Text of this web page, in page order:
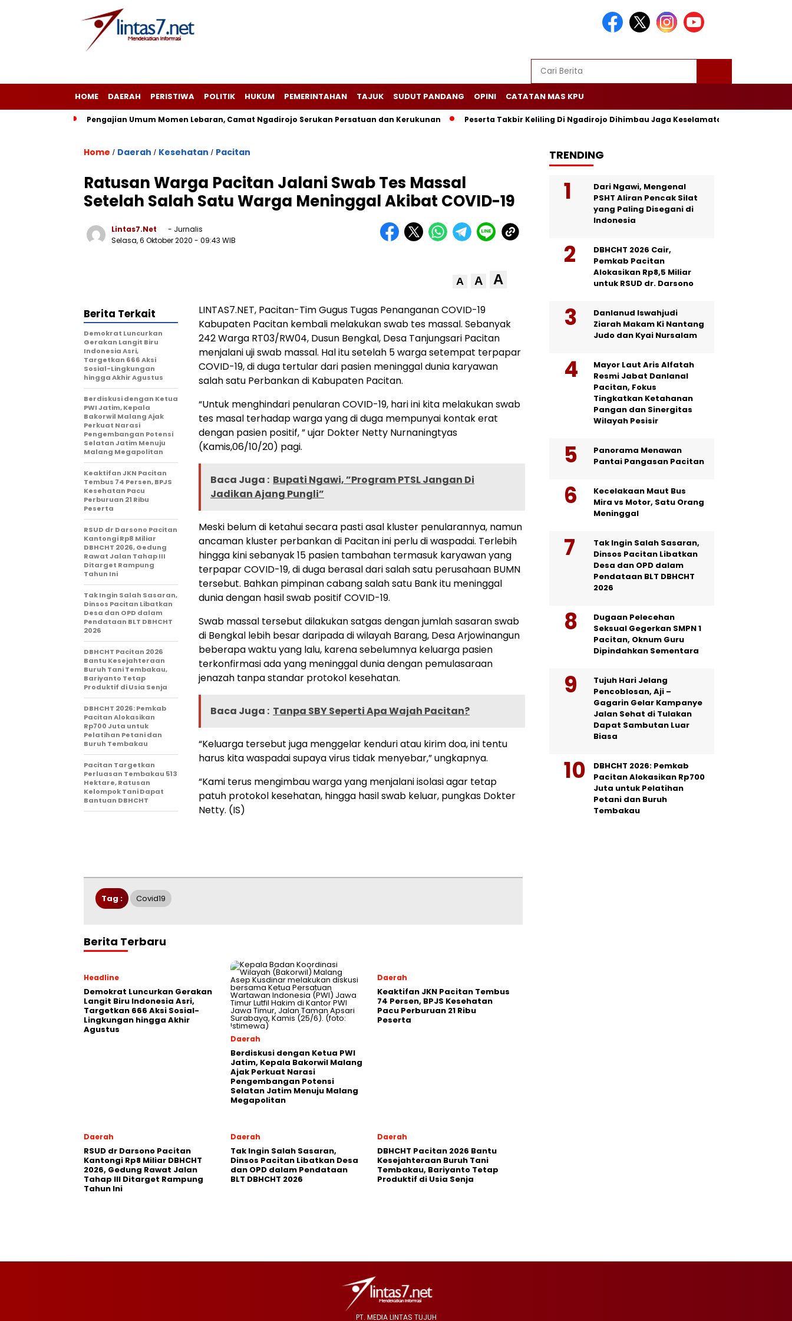
HOME DAERAH PERISTIWA POLITIK HUKUM PEMERINTAHAN TAJUK SUDUT PANDANG OPINI CATATAN MAS KPU
Pengajian Umum Momen Lebaran, Camat Ngadirojo Serukan Persatuan dan Kerukunan Peserta Takbir Keliling Di Ngadirojo Dihimbau Jaga Keselamatan dan Ketertiban
Home / Daerah / Kesehatan / Pacitan
Ratusan Warga Pacitan Jalani Swab Tes Massal
Setelah Salah Satu Warga Meninggal Akibat COVID-19
Lintas7.net
- Jurnalis
Selasa, 6 Oktober 2020 - 09:43 WIB
A A A
LINTAS7.NET, Pacitan-Tim Gugus Tugas Penanganan COVID-19
Kabupaten Pacitan kembali melakukan swab tes massal. Sebanyak
242 Warga RT03/RW04, Dusun Bengkal, Desa Tanjungsari Pacitan
menjalani uji swab massal. Hal itu setelah 5 warga setempat terpapar
COVID-19, di duga tertular dari pasien meninggal dunia karyawan
salah satu Perbankan di Kabupaten Pacitan.
“Untuk menghindari penularan COVID-19, hari ini kita melakukan swab
tes masal terhadap warga yang di duga mempunyai kontak erat
dengan pasien positif, ” ujar Dokter Netty Nurnaningtyas
(Kamis,06/10/20) pagi.
Baca Juga : Bupati Ngawi, ”Program PTSL Jangan Di
Jadikan Ajang Pungli”
Meski belum di ketahui secara pasti asal kluster penularannya, namun
ancaman kluster perbankan di Pacitan ini perlu di waspadai. Terlebih
hingga kini sebanyak 15 pasien tambahan termasuk karyawan yang
terpapar COVID-19, di duga berasal dari salah satu perusahaan BUMN
tersebut. Bahkan pimpinan cabang salah satu Bank itu meninggal
dunia dengan hasil swab positif COVID-19.
Swab massal tersebut dilakukan satgas dengan jumlah sasaran swab
di Bengkal lebih besar daripada di wilayah Barang, Desa Arjowinangun
beberapa waktu yang lalu, karena sebelumnya keluarga pasien
terkonfirmasi ada yang meninggal dunia dengan pemulasaraan
jenazah tanpa standar protokol kesehatan.
Baca Juga : Tanpa SBY Seperti Apa Wajah Pacitan?
“Keluarga tersebut juga menggelar kenduri atau kirim doa, ini tentu
harus kita waspadai supaya virus tidak menyebar,” ungkapnya.
“Kami terus mengimbau warga yang menjalani isolasi agar tetap
patuh protokol kesehatan, hingga hasil swab keluar, pungkas Dokter
Netty. (IS)
Berita Terkait
Demokrat Luncurkan
Gerakan Langit Biru
Indonesia Asri,
Targetkan 666 Aksi
Sosial-Lingkungan
hingga Akhir Agustus
Berdiskusi dengan Ketua
PWI Jatim, Kepala
Bakorwil Malang Ajak
Perkuat Narasi
Pengembangan Potensi
Selatan Jatim Menuju
Malang Megapolitan
Keaktifan JKN Pacitan
Tembus 74 Persen, BPJS
Kesehatan Pacu
Perburuan 21 Ribu
Peserta
RSUD dr Darsono Pacitan
Kantongi Rp8 Miliar
DBHCHT 2026, Gedung
Rawat Jalan Tahap III
Ditarget Rampung
Tahun Ini
Tak Ingin Salah Sasaran,
Dinsos Pacitan Libatkan
Desa dan OPD dalam
Pendataan BLT DBHCHT
2026
DBHCHT Pacitan 2026
Bantu Kesejahteraan
Buruh Tani Tembakau,
Bariyanto Tetap
Produktif di Usia Senja
DBHCHT 2026: Pemkab
Pacitan Alokasikan
Rp700 Juta untuk
Pelatihan Petani dan
Buruh Tembakau
Pacitan Targetkan
Perluasan Tembakau 513
Hektare, Ratusan
Kelompok Tani Dapat
Bantuan DBHCHT
Tag : Covid19
Berita Terbaru
Headline
Demokrat Luncurkan Gerakan
Langit Biru Indonesia Asri,
Targetkan 666 Aksi Sosial-
Lingkungan hingga Akhir
Agustus
Daerah
Berdiskusi dengan Ketua PWI
Jatim, Kepala Bakorwil Malang
Ajak Perkuat Narasi
Pengembangan Potensi
Selatan Jatim Menuju Malang
Megapolitan
Daerah
Keaktifan JKN Pacitan Tembus
74 Persen, BPJS Kesehatan
Pacu Perburuan 21 Ribu
Peserta
Daerah
RSUD dr Darsono Pacitan
Kantongi Rp8 Miliar DBHCHT
2026, Gedung Rawat Jalan
Tahap III Ditarget Rampung
Tahun Ini
Daerah
Tak Ingin Salah Sasaran,
Dinsos Pacitan Libatkan Desa
dan OPD dalam Pendataan
BLT DBHCHT 2026
Daerah
DBHCHT Pacitan 2026 Bantu
Kesejahteraan Buruh Tani
Tembakau, Bariyanto Tetap
Produktif di Usia Senja
TRENDING
Dari Ngawi, Mengenal
PSHT Aliran Pencak Silat
yang Paling Disegani di
Indonesia
DBHCHT 2026 Cair,
Pemkab Pacitan
Alokasikan Rp8,5 Miliar
untuk RSUD dr. Darsono
Danlanud Iswahjudi
Ziarah Makam Ki Nantang
Judo dan Kyai Nursalam
Mayor Laut Aris Alfatah
Resmi Jabat Danlanal
Pacitan, Fokus
Tingkatkan Ketahanan
Pangan dan Sinergitas
Wilayah Pesisir
Panorama Menawan
Pantai Pangasan Pacitan
Kecelakaan Maut Bus
Mira vs Motor, Satu Orang
Meninggal
Tak Ingin Salah Sasaran,
Dinsos Pacitan Libatkan
Desa dan OPD dalam
Pendataan BLT DBHCHT
2026
Dugaan Pelecehan
Seksual Gegerkan SMPN 1
Pacitan, Oknum Guru
Dipindahkan Sementara
Tujuh Hari Jelang
Pencoblosan, Aji –
Gagarin Gelar Kampanye
Jalan Sehat di Tulakan
Dapat Sambutan Luar
Biasa
DBHCHT 2026: Pemkab
Pacitan Alokasikan Rp700
Juta untuk Pelatihan
Petani dan Buruh
Tembakau
PT. MEDIA LINTAS TUJUH